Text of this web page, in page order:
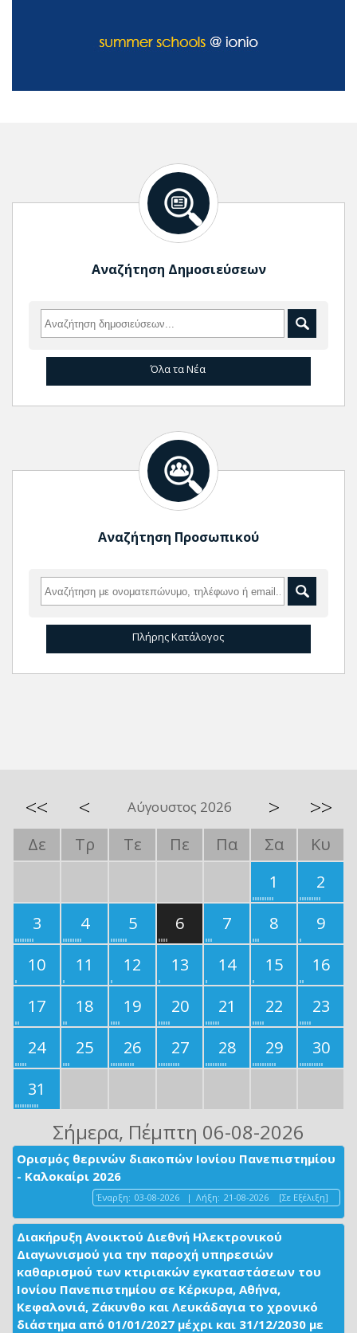
Αναζήτηση Δημοσιεύσεων
Όλα τα Νέα
Αναζήτηση Προσωπικού
Πλήρης Κατάλογος
<< < Αύγουστος 2026 > >>
Δε Τρ Τε Πε Πα Σα
Κυ
1
2
3
4 5 6 7 8
9
10
11 12 13 14 15
16
17
18 19 20 21 22
23
24
25 26 27 28 29
30
31
Σήμερα, Πέμπτη 06-08-2026
Ορισμός θερινών διακοπών Ιονίου Πανεπιστημίου
- Καλοκαίρι 2026
Έναρξη: 03-08-2026 | Λήξη: 21-08-2026 [Σε Εξέλιξη]
Διακήρυξη Ανοικτού Διεθνή Ηλεκτρονικού
Διαγωνισμού για την παροχή υπηρεσιών
καθαρισμού των κτιριακών εγκαταστάσεων του
Ιονίου Πανεπιστημίου σε Κέρκυρα, Αθήνα,
Κεφαλονιά, Ζάκυνθο και Λευκάδαγια το χρονικό
διάστημα από 01/01/2027 μέχρι και 31/12/2030 με